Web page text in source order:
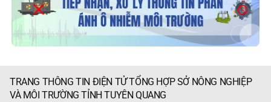
TRANG THÔNG TIN ĐIỆN TỬ TỔNG HỢP SỞ NÔNG NGHIỆP
VÀ MÔI TRƯỜNG TỈNH TUYÊN QUANG